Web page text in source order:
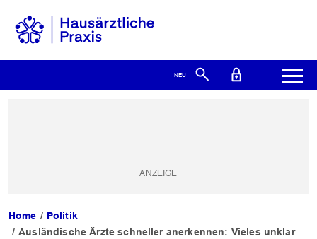
Home
Politik
Ausländische Ärzte schneller anerkennen: Vieles unklar